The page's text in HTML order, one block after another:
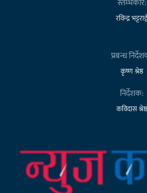
रविन्द्र भट्टराई
प्रबन्ध
कृष्ण श्रेष्ठ
निर्देशक:
कविदास श्रेष्ठ